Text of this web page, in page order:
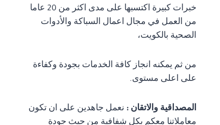
خبرات كبيرة اكتسبها على مدى اكثر من 20 عاما
من العمل في مجال اعمال السباكة والأدوات
الصحية بالكويت،
من ثم يمكنه انجاز كافة الخدمات بجودة وكفاءة
على اعلى مستوى.
المصداقية والاتقان : نعمل جاهدين على ان تكون
معاملاتنا معكم بكل شفافية من حيث جودة